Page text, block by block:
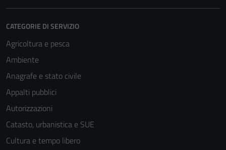
CATEGORIE DI SERVIZIO
Agricoltura e pesca
Ambiente
Anagrafe e stato civile
Appalti pubblici
Autorizzazioni
Catasto, urbanistica e SUE
Cultura e tempo libero